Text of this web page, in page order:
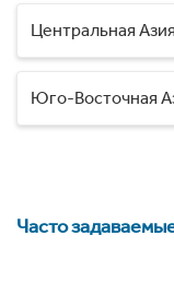
Центральная Азия
Юго-Восточная
Часто